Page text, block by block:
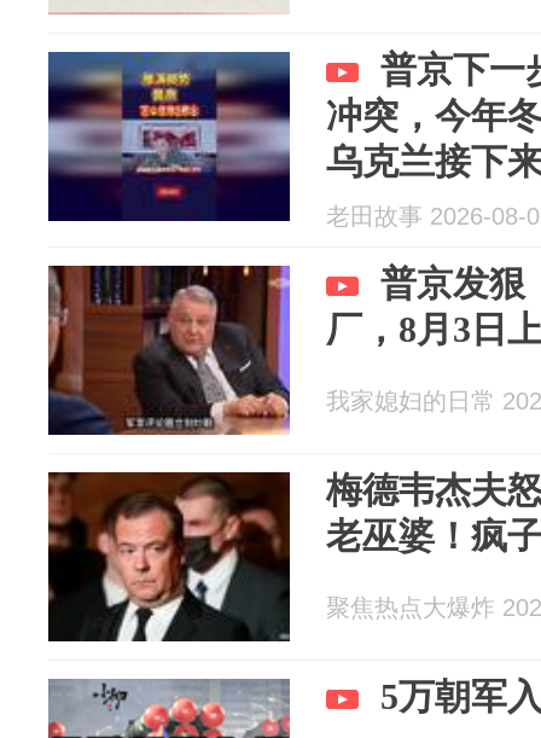
普京下一
冲突，今年
乌克兰接下
老田故事 2026-08-
普京发狠
厂，8月3日
我家媳妇的日常
梅德韦杰夫
老巫婆！疯
聚焦热点大爆炸
5万朝军